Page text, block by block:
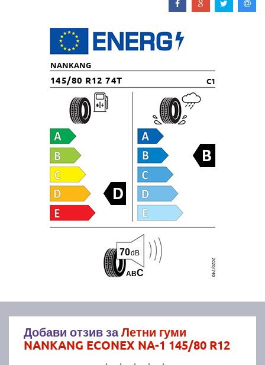
NANKANG
145/80 R12 74T C1
ABC
70dB
Добави отзив заЛетни гуми
NANKANG ECONEX NA-1 145/80 R12